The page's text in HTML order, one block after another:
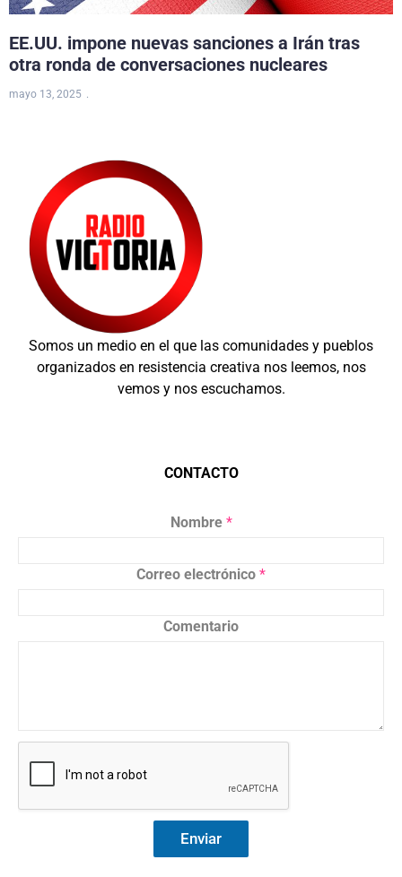
EE.UU. impone nuevas sanciones a Irán tras
otra ronda de conversaciones nucleares
mayo 13, 2025
Somos un medio en el que las comunidades y pueblos
organizados en resistencia creativa nos leemos, nos
vemos y nos escuchamos.
CONTACTO
Nombre *
Correo electrónico *
Comentario
Enviar